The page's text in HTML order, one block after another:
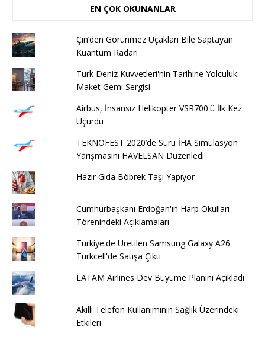
EN ÇOK OKUNANLAR
Çin’den Görünmez Uçakları Bile Saptayan
Kuantum Radarı
Türk Deniz Kuvvetleri'nin Tarihine Yolculuk:
Maket Gemi Sergisi
Airbus, İnsansız Helikopter VSR700'ü İlk Kez
Uçurdu
TEKNOFEST 2020’de Sürü İHA Simülasyon
Yarışmasını HAVELSAN Düzenledi
Hazır Gıda Böbrek Taşı Yapıyor
Cumhurbaşkanı Erdoğan'ın Harp Okulları
Törenindeki Açıklamaları
Türkiye'de Üretilen Samsung Galaxy A26
Turkcell'de Satışa Çıktı
LATAM Airlines Dev Büyüme Planını Açıkladı
Akıllı Telefon Kullanımının Sağlık Üzerindeki
Etkileri